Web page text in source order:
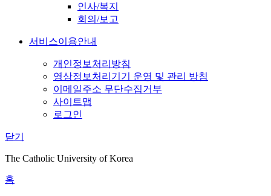
인사/복지
회의/보고
서비스이용안내
개인정보처리방침
영상정보처리기기 운영 및 관리 방침
이메일주소 무단수집거부
사이트맵
로그인
닫기
The Catholic University of Korea
홈